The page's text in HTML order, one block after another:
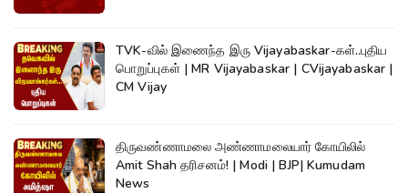
TVK-வில் இணைந்த இரு Vijayabaskar-கள்..புதிய
பொறுப்புகள் | MR Vijayabaskar | CVijayabaskar |
CM Vijay
திருவண்ணாமலை அண்ணாமலையார் கோயிலில்
Amit Shah தரிசனம்! | Modi | BJP| Kumudam
News